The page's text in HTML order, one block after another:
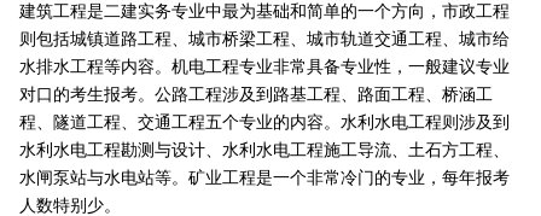
建筑工程是二建实务专业中最为基础和简单的一个方向，市政工程
则包括城镇道路工程、城市桥梁工程、城市轨道交通工程、城市给
水排水工程等内容。机电工程专业非常具备专业性，一般建议专业
对口的考生报考。公路工程涉及到路基工程、路面工程、桥涵工
程、隧道工程、交通工程五个专业的内容。水利水电工程则涉及到
水利水电工程勘测与设计、水利水电工程施工导流、土石方工程、
水闸泵站与水电站等。矿业工程是一个非常冷门的专业，每年报考
人数特别少。